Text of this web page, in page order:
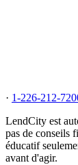
· 1-226-212-
LendCity est
pas de conseils
éducatif
avant d'agir.